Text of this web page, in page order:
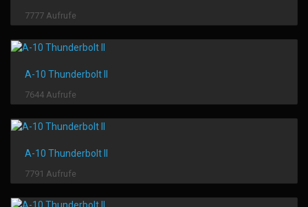
7777 Aufrufe
A-10 Thunderbolt II
7644 Aufrufe
A-10 Thunderbolt II
7791 Aufrufe